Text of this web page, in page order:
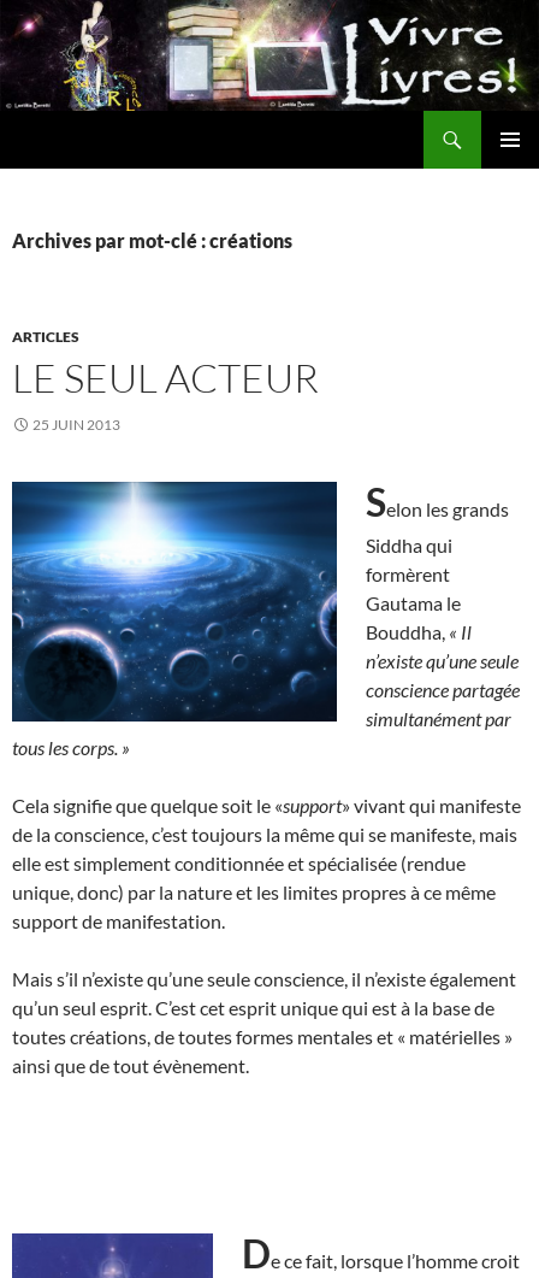
Aller
au
contenu
Archives par mot-clé : créations
ARTICLES
LE SEUL ACTEUR
25 JUIN 2013
Selon les grands
Siddha qui
formèrent
Gautama le
Bouddha, « Il
n’existe qu’une seule
conscience partagée
simultanément par
tous les corps. »
Cela signifie que quelque soit le «support» vivant qui manifeste
de la conscience, c’est toujours la même qui se manifeste, mais
elle est simplement conditionnée et spécialisée (rendue
unique, donc) par la nature et les limites propres à ce même
support de manifestation.
Mais s’il n’existe qu’une seule conscience, il n’existe également
qu’un seul esprit. C’est cet esprit unique qui est à la base de
toutes créations, de toutes formes mentales et « matérielles »
ainsi que de tout évènement.
De ce fait, lorsque l’homme croit